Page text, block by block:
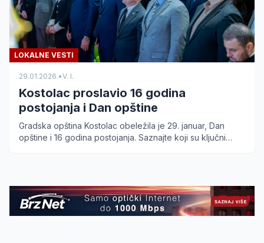
LOKALNE VESTI
29.01.2026.•V. I.
Kostolac proslavio 16 godina
postojanja i Dan opštine
Gradska opština Kostolac obeležila je 29. januar, Dan
opštine i 16 godina postojanja. Saznajte koji su ključni